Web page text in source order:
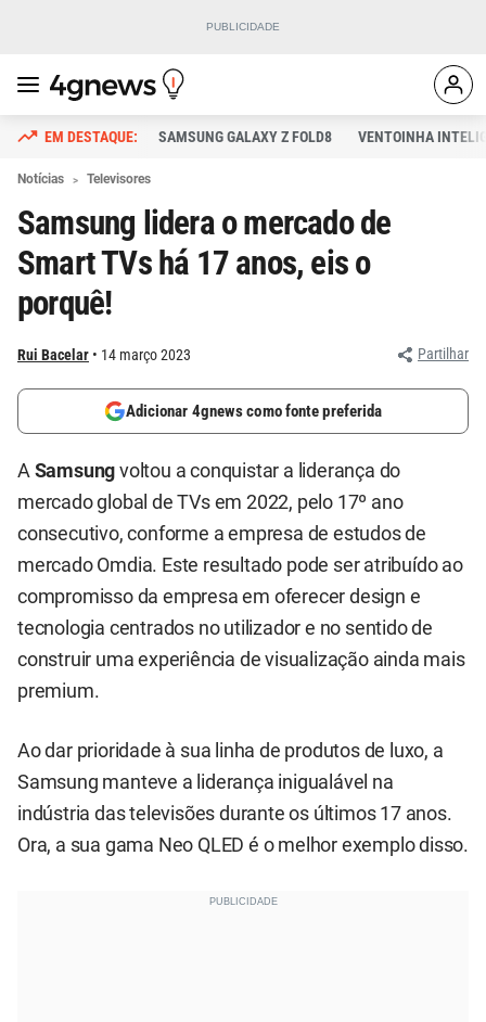
SAMSUNG GALAXY Z FOLD8 VENTOINHA
Notícias Televisores
Samsung lidera o mercado de
Smart TVs há 17 anos, eis o
porquê!
Rui Bacelar 14 março 2023 Partilhar
Adicionar 4gnews como fonte preferida
A Samsung voltou a conquistar a liderança do
mercado global de TVs em 2022, pelo 17º ano
consecutivo, conforme a empresa de estudos de
mercado Omdia. Este resultado pode ser atribuído ao
compromisso da empresa em oferecer design e
tecnologia centrados no utilizador e no sentido de
construir uma experiência de visualização ainda mais
premium.
Ao dar prioridade à sua linha de produtos de luxo, a
Samsung manteve a liderança inigualável na
indústria das televisões durante os últimos 17 anos.
Ora, a sua gama Neo QLED é o melhor exemplo disso.